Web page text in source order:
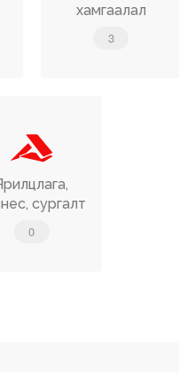
хамгаалал
3
сургалт
0